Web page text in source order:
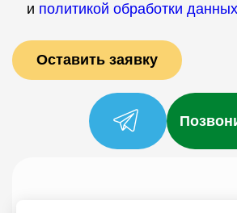
и политикой обработки данных